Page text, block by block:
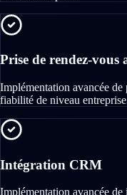
Prise de rendez-vous
Implémentation avancée de
fiabilité de niveau
Intégration CRM
Implémentation avancée